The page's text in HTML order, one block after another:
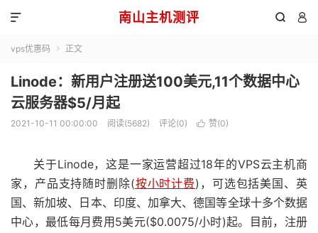
南山主机测评  

vps优惠码  正文
Linode：新用户注册送100美元,11个数据中心
云服务器$5/月起
2021-10-11 00:00:00 阅读(5682) 评论(0)  赞(0)
关于Linode，这是一家运营超过18年的VPS云主机商
家，产品支持随时删除(按小时计费)，可选包括美国、英
国、新加坡、日本、印度、加拿大、德国等全球十多个数据
中心，最低每月费用5美元($0.0075/小时)起。目前，注册